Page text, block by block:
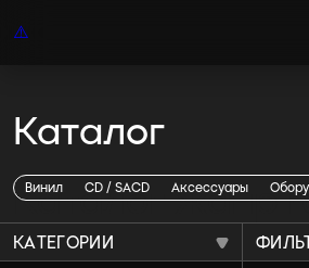
Каталог
Винил CD / SACD Аксессуары
Каталог жанр
КАТЕГОРИИ